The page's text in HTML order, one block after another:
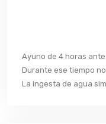
Ayuno de 4 horas
Durante ese tiempo
La ingesta de agua